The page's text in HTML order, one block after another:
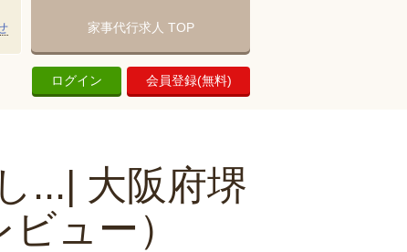
ログイン 会員登録(無料)
家事代行求人 TOP
...| 大阪府堺
ュー）